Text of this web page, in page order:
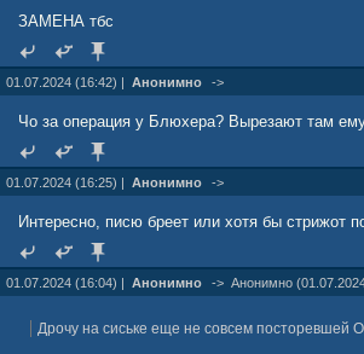
ЗАМЕНА тбс
01.07.2024 (16:42) | Анонимно ->
Чо за операция у Блюхера? Вырезают там
01.07.2024 (16:25) | Анонимно ->
Интересно, писю бреет или хотя бы стрижот
01.07.2024 (16:04) | Анонимно -> Анонимно
Дрочу на сиське еще не совсем посторевшей